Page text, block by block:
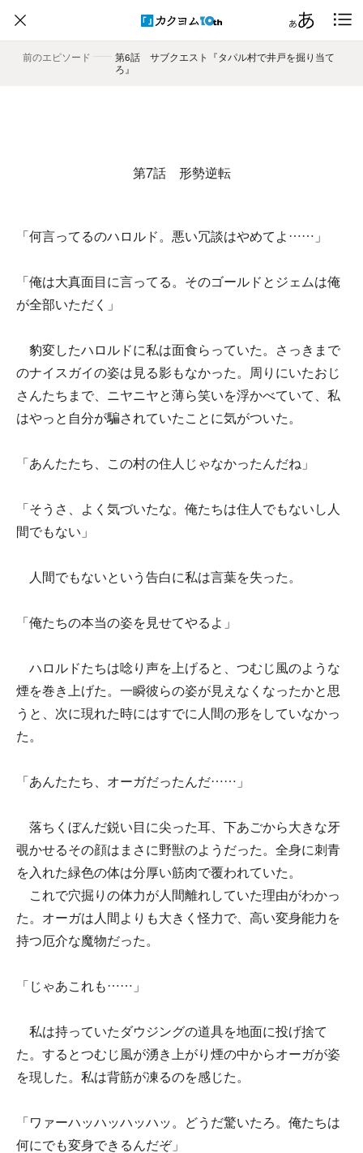
前のエピソード
――
第6話 サブクエスト『タパル村で井戸を掘り当て
ろ』
第7話 形勢逆転
「何言ってるのハロルド。悪い冗談はやめてよ……」
「俺は大真面目に言ってる。そのゴールドとジェムは俺
が全部いただく」
豹変したハロルドに私は面食らっていた。さっきまで
のナイスガイの姿は見る影もなかった。周りにいたおじ
さんたちまで、ニヤニヤと薄ら笑いを浮かべていて、私
はやっと自分が騙されていたことに気がついた。
「あんたたち、この村の住人じゃなかったんだね」
「そうさ、よく気づいたな。俺たちは住人でもないし人
間でもない」
人間でもないという告白に私は言葉を失った。
「俺たちの本当の姿を見せてやるよ」
ハロルドたちは唸り声を上げると、つむじ風のような
煙を巻き上げた。一瞬彼らの姿が見えなくなったかと思
うと、次に現れた時にはすでに人間の形をしていなかっ
た。
「あんたたち、オーガだったんだ……」
落ちくぼんだ鋭い目に尖った耳、下あごから大きな牙
覗かせるその顔はまさに野獣のようだった。全身に刺青
を入れた緑色の体は分厚い筋肉で覆われていた。
これで穴掘りの体力が人間離れしていた理由がわかっ
た。オーガは人間よりも大きく怪力で、高い変身能力を
持つ厄介な魔物だった。
「じゃあこれも……」
私は持っていたダウジングの道具を地面に投げ捨て
た。するとつむじ風が湧き上がり煙の中からオーガが姿
を現した。私は背筋が凍るのを感じた。
「ワァーハッハッハッハッ。どうだ驚いたろ。俺たちは
何にでも変身できるんだぞ」